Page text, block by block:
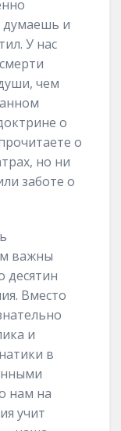
думаешь и
У нас
чем
о
о
но ни
заботе о
важны
десятин
Вместо
и
в
нам на
учит